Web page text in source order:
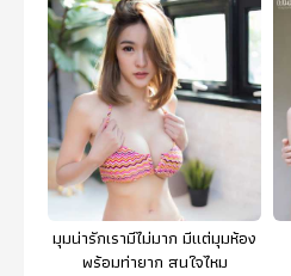
มุมน่ารักเรามีไม่มาก มีแต่มุมห้อง
พร้อมท่ายาก สนใจไหม